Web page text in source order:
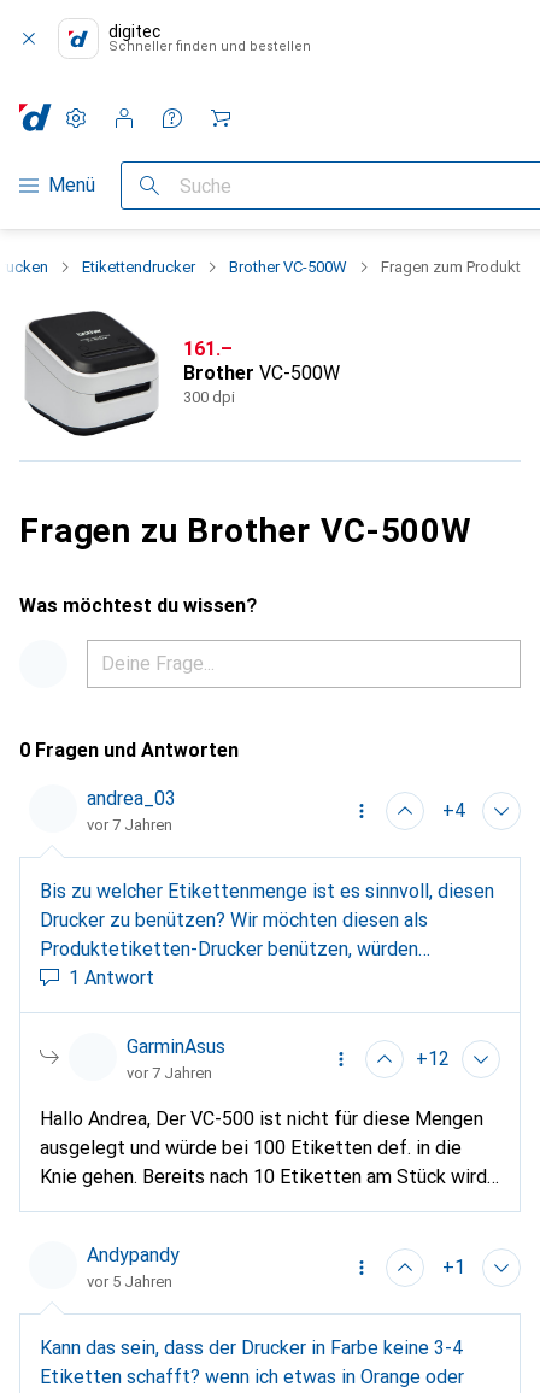
digitec
Schneller finden und bestellen
Navigation nach Kategorien
Menü Suche
Einstellungen
Kundenkonto
Vergleichslisten
Merklisten
Warenkorb
Etikettendrucker Brother VC-500W Fragen zum Produkt
CHF
161.–
Brother VC-500W
300 dpi
Fragen zu Brother VC-500W
Was möchtest du wissen?
0 Fragen und Antworten
andrea_03
vor 7 Jahren
+4
Bis zu welcher Etikettenmenge ist es sinnvoll, diesen
Drucker zu benützen? Wir möchten diesen als
Produktetiketten-Drucker benützen, würden
hochgerechnet in etwa auf's Mal 100 Etiketten
drucken wollen, ist dies bereits zu viel oder passt das
noch? Gibt es eine Möglichkeit, die Etikettenrollen in
Grossmengen einzukaufen, um etwas mit dem Preis
1 Antwort
GarminAsus
vor 7 Jahren
+12
Hallo Andrea, Der VC-500 ist nicht für diese Mengen
ausgelegt und würde bei 100 Etiketten def. in die
Knie gehen. Bereits nach 10 Etiketten am Stück wird
der Druck sehr langsam und er benötigt immer längere
Andypandy
vor 5 Jahren
+1
Kann das sein, dass der Drucker in Farbe keine 3-4
Etiketten schafft? wenn ich etwas in Orange oder